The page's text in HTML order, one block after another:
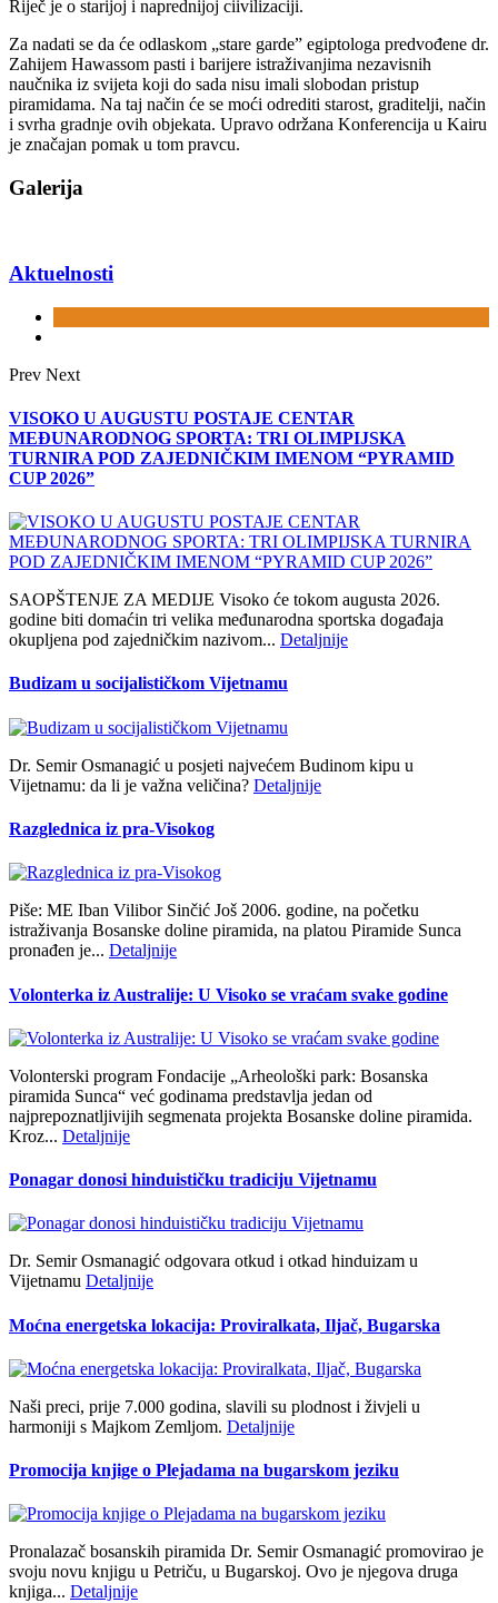
Riječ je o starijoj i naprednijoj ciivilizaciji.
Za nadati se da će odlaskom „stare garde” egiptologa predvođene dr.
Zahijem Hawassom pasti i barijere istraživanjima nezavisnih
naučnika iz svijeta koji do sada nisu imali slobodan pristup
piramidama. Na taj način će se moći odrediti starost, graditelji, način
i svrha gradnje ovih objekata. Upravo održana Konferencija u Kairu
je značajan pomak u tom pravcu.
Galerija
Aktuelnosti
Prev Next
VISOKO U AUGUSTU POSTAJE CENTAR
MEĐUNARODNOG SPORTA: TRI OLIMPIJSKA
TURNIRA POD ZAJEDNIČKIM IMENOM “PYRAMID
CUP 2026”
SAOPŠTENJE ZA MEDIJE Visoko će tokom augusta 2026.
godine biti domaćin tri velika međunarodna sportska događaja
okupljena pod zajedničkim nazivom... Detaljnije
Budizam u socijalističkom Vijetnamu
Dr. Semir Osmanagić u posjeti najvećem Budinom kipu u
Vijetnamu: da li je važna veličina? Detaljnije
Razglednica iz pra-Visokog
Piše: ME Iban Vilibor Sinčić Još 2006. godine, na početku
istraživanja Bosanske doline piramida, na platou Piramide Sunca
pronađen je... Detaljnije
Volonterka iz Australije: U Visoko se vraćam svake godine
Volonterski program Fondacije „Arheološki park: Bosanska
piramida Sunca“ već godinama predstavlja jedan od
najprepoznatljivijih segmenata projekta Bosanske doline piramida.
Kroz... Detaljnije
Ponagar donosi hinduističku tradiciju Vijetnamu
Dr. Semir Osmanagić odgovara otkud i otkad hinduizam u
Vijetnamu Detaljnije
Moćna energetska lokacija: Proviralkata, Iljač, Bugarska
Naši preci, prije 7.000 godina, slavili su plodnost i živjeli u
harmoniji s Majkom Zemljom. Detaljnije
Promocija knjige o Plejadama na bugarskom jeziku
Pronalazač bosanskih piramida Dr. Semir Osmanagić promovirao je
svoju novu knjigu u Petriču, u Bugarskoj. Ovo je njegova druga
knjiga... Detaljnije